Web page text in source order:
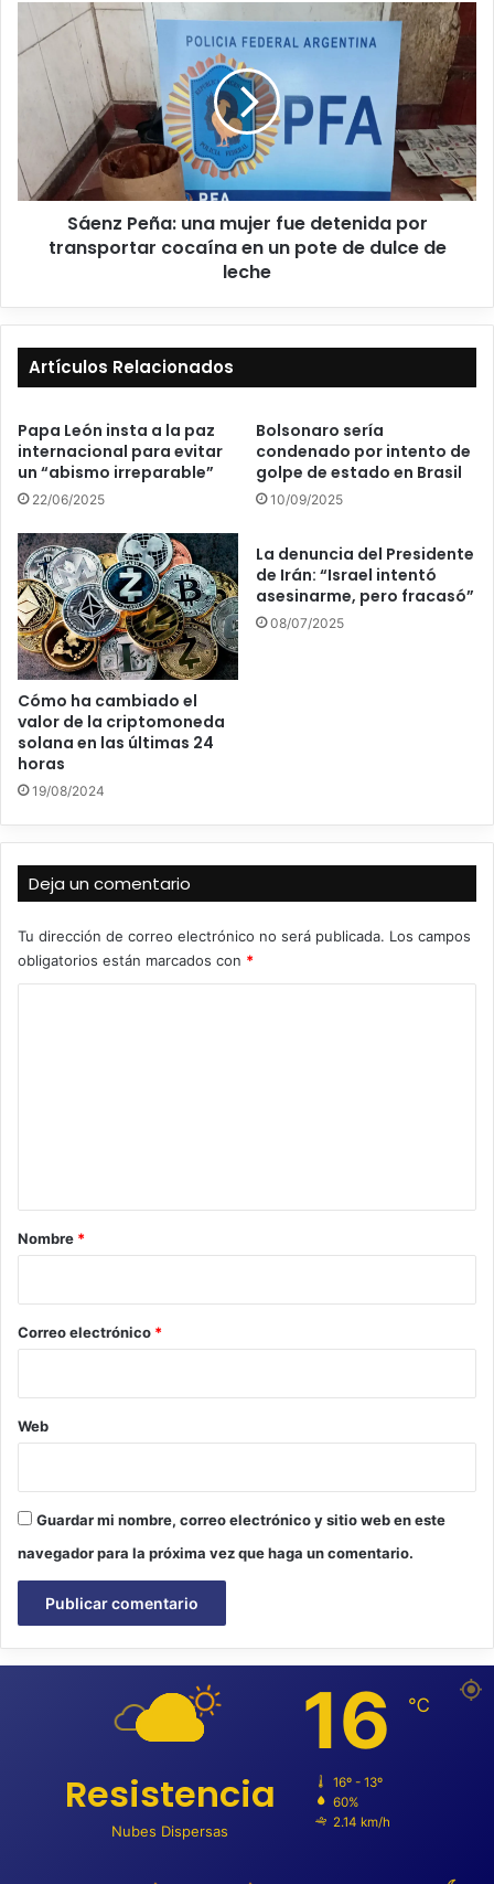
Sáenz Peña: una mujer fue detenida por
transportar cocaína en un pote de dulce de
leche
Artículos Relacionados
Papa León insta a la paz
internacional para evitar
un “abismo irreparable”
22/06/2025
Bolsonaro sería
condenado por intento de
golpe de estado en Brasil
10/09/2025
Cómo ha cambiado el
valor de la criptomoneda
solana en las últimas 24
horas
19/08/2024
La denuncia del Presidente
de Irán: “Israel intentó
asesinarme, pero fracasó”
08/07/2025
Deja un comentario
Tu dirección de correo electrónico no será publicada. Los campos
obligatorios están marcados con *
r
*
Nombre *
Correo electrónico *
Web
Guardar mi nombre, correo electrónico y sitio web en este
navegador para la próxima vez que haga un comentario.
Resistencia
Nubes Dispersas
16 ℃
16º - 13º
60%
2.14 km/h